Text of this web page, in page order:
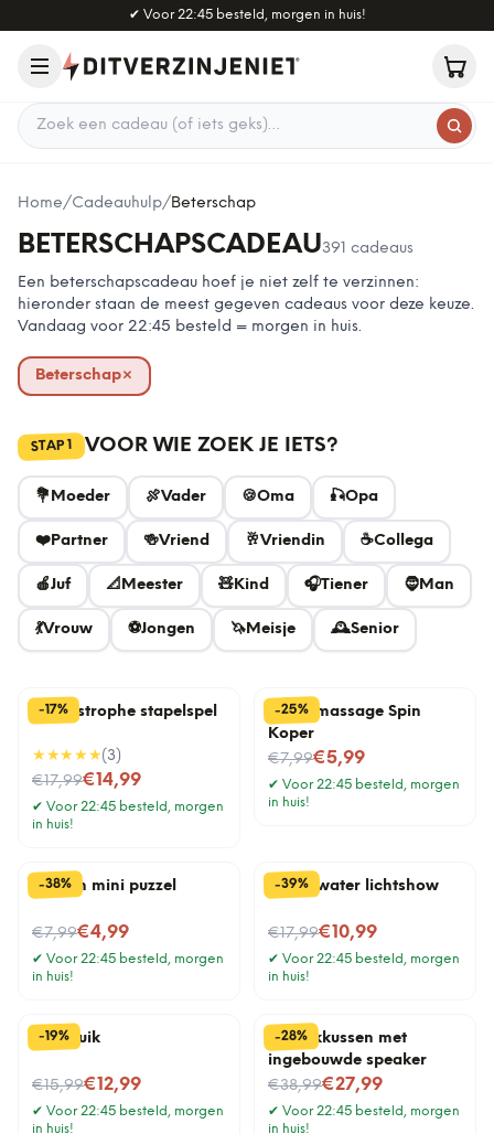
Naar hoofdinhoud
✔ Voor 22:45 besteld, morgen in huis!
Zoek een cadeau
Home/Cadeauhulp/Beterschap
BETERSCHAPSCADEAU391 cadeaus
Een beterschapscadeau hoef je niet zelf te verzinnen:
hieronder staan de meest gegeven cadeaus voor deze keuze.
Vandaag voor 22:45 besteld = morgen in huis.
Beterschap×
verwijderen
STAP1 VOOR WIE ZOEK JE IETS?
💐 Moeder 🍖Vader 🍪Oma 🎣Opa
❤️Partner 🍻Vriend 🥂Vriendin ☕Collega
🍎Juf 📐Meester 🧸Kind 🎧Tiener 🧔Man
💃Vrouw ⚽Jongen 🦄Meisje 🕰️Senior
-17%
Cat-astrophe stapelspel
★★★★★(3)
€17,99
Nu voor€14,99
✔ Voor 22:45 besteld, morgen
in huis!
-25%
Hoofdmassage Spin
Koper
€7,99
Nu voor€5,99
✔ Voor 22:45 besteld, morgen
in huis!
-38%
Houten mini puzzel
€7,99
Nu voor€4,99
✔ Voor 22:45 besteld, morgen
in huis!
-39%
Onderwater lichtshow
€17,99
Nu voor€10,99
✔ Voor 22:45 besteld, morgen
in huis!
-19%
Nekkruik
€15,99
Nu voor€12,99
✔ Voor 22:45 besteld, morgen
in huis!
-28%
Muziekkussen met
ingebouwde speaker
€38,99
Nu voor€27,99
✔ Voor 22:45 besteld, morgen
in huis!